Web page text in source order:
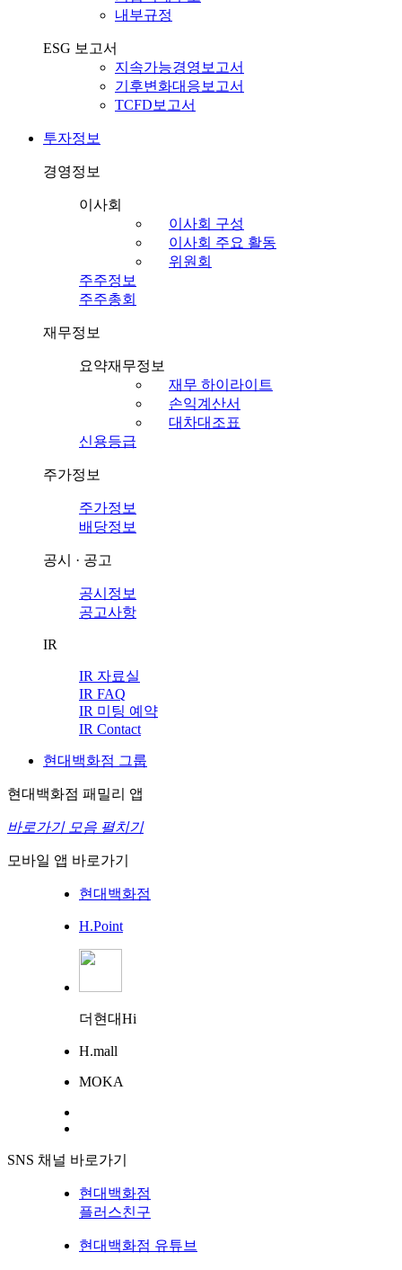
내부규정
ESG 보고서
지속가능경영보고서
기후변화대응보고서
TCFD보고서
투자정보
경영정보
이사회
이사회 구성
이사회 주요 활동
위원회
주주정보
주주총회
재무정보
요약재무정보
재무 하이라이트
손익계산서
대차대조표
신용등급
주가정보
주가정보
배당정보
공시 · 공고
공시정보
공고사항
IR
IR 자료실
IR FAQ
IR 미팅 예약
IR Contact
현대백화점 그룹
현대백화점 패밀리 앱
바로가기 모음 펼치기
모바일 앱 바로가기
현대백화점
H.Point
더현대Hi
H.mall
MOKA
SNS 채널 바로가기
현대백화점
플러스친구
현대백화점 유튜브